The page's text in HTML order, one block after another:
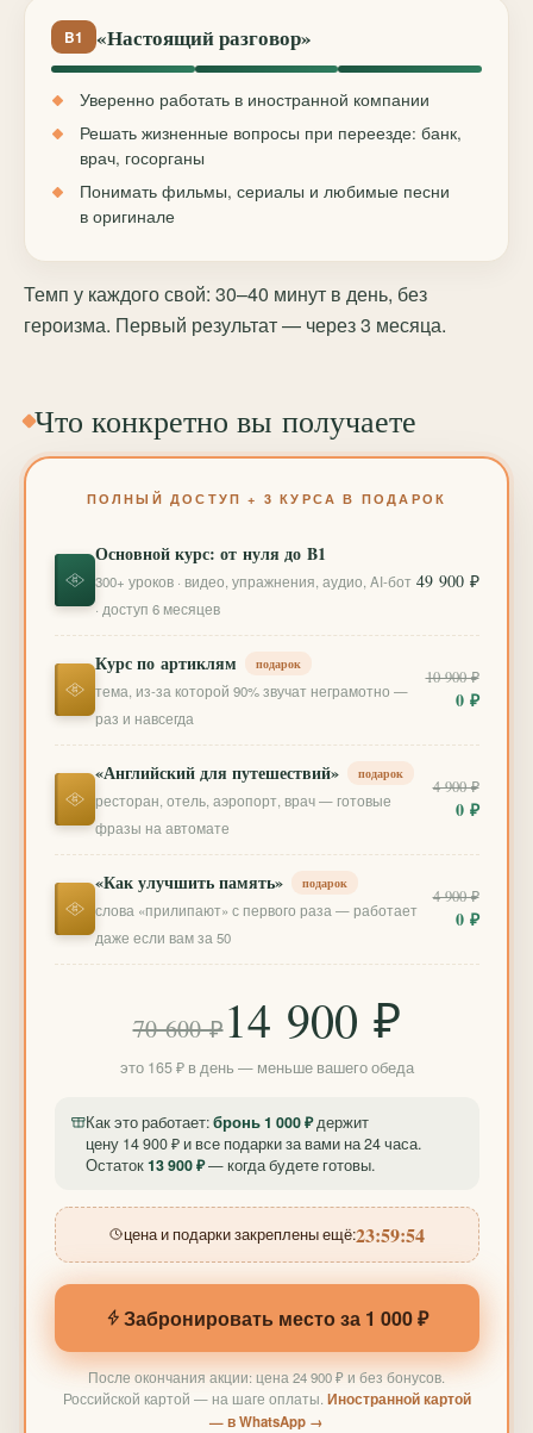
B1 «Настоящий разговор»
Уверенно работать в иностранной компании
Решать жизненные вопросы при переезде: банк,
врач, госорганы
Понимать фильмы, сериалы и любимые песни
в оригинале
Темп у каждого свой: 30–40 минут в день, без
героизма. Первый результат — через 3 месяца.
Что конкретно вы получаете
ПОЛНЫЙ ДОСТУП + 3 КУРСА В ПОДАРОК
Основной курс: от нуля до B1
300+ уроков · видео, упражнения, аудио, AI-бот
· доступ 6 месяцев
49 900 ₽
Курс по артиклям подарок
тема, из-за которой 90% звучат неграмотно —
раз и навсегда
10 900 ₽
0 ₽
«Английский для путешествий» подарок
ресторан, отель, аэропорт, врач — готовые
фразы на автомате
4 900 ₽
0 ₽
«Как улучшить память» подарок
слова «прилипают» с первого раза — работает
даже если вам за 50
4 900 ₽
0 ₽
70 600 ₽14 900 ₽
это 165 ₽ в день — меньше вашего обеда
Как это работает:бронь 1 000 ₽держит
цену 14 900 ₽ и все подарки за вами на 24 часа.
Остаток13 900 ₽— когда будете готовы.
цена и подарки закреплены ещё:23:59:52
Забронировать место за 1 000 ₽
После окончания акции: цена 24 900 ₽ и без бонусов.
Российской картой — на шаге оплаты. Иностранной картой
— в WhatsApp →